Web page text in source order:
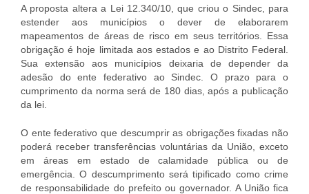
A proposta altera a Lei 12.340/10, que criou o Sindec, para
estender aos municípios o dever de elaborarem
mapeamentos de áreas de risco em seus territórios. Essa
obrigação é hoje limitada aos estados e ao Distrito Federal.
Sua extensão aos municípios deixaria de depender da
adesão do ente federativo ao Sindec. O prazo para o
cumprimento da norma será de 180 dias, após a publicação
da lei.
O ente federativo que descumprir as obrigações fixadas não
poderá receber transferências voluntárias da União, exceto
em áreas em estado de calamidade pública ou de
emergência. O descumprimento será tipificado como crime
de responsabilidade do prefeito ou governador. A União fica